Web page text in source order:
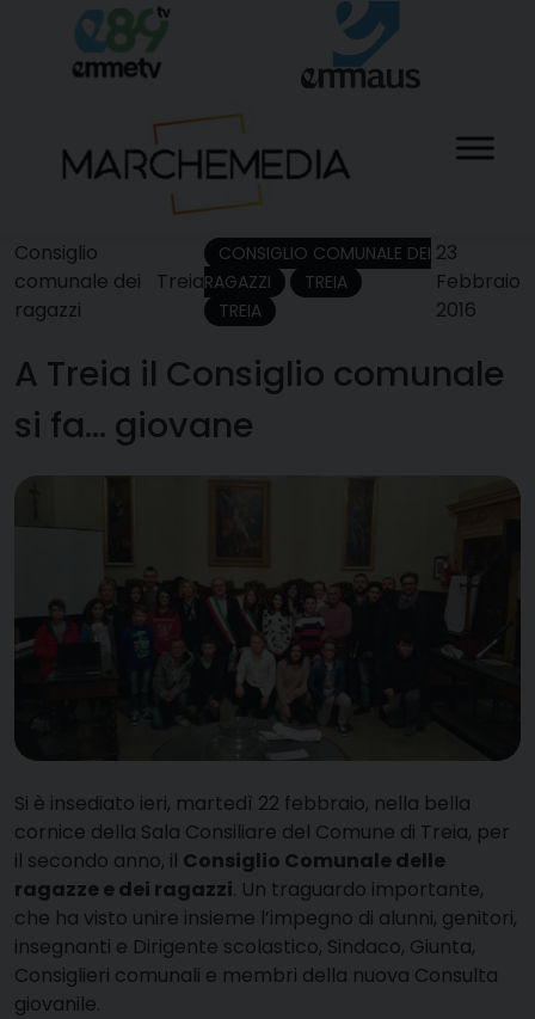
content
Consiglio
comunale dei
ragazzi
Treia
CONSIGLIO COMUNALE DEI
RAGAZZI
TREIA
TREIA
23
Febbraio
2016
A Treia il Consiglio comunale
si fa… giovane
Si è insediato ieri, martedì 22 febbraio, nella bella
cornice della Sala Consiliare del Comune di Treia, per
il secondo anno, il Consiglio Comunale delle
ragazze e dei ragazzi. Un traguardo importante,
che ha visto unire insieme l’impegno di alunni, genitori,
insegnanti e Dirigente scolastico, Sindaco, Giunta,
Consiglieri comunali e membri della nuova Consulta
giovanile.